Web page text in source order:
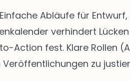
Abläufe für Entwurf,
verhindert
Action fest. Klare Rollen
zu